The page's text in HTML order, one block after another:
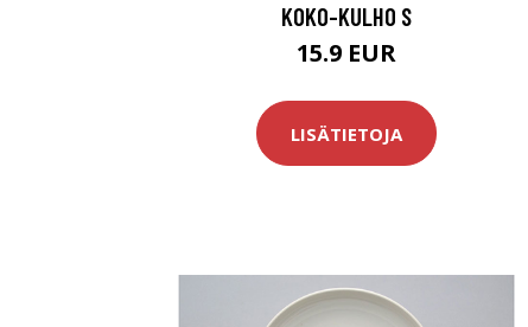
KOKO-KULHO S
15.9 EUR
LISÄTIETOJA